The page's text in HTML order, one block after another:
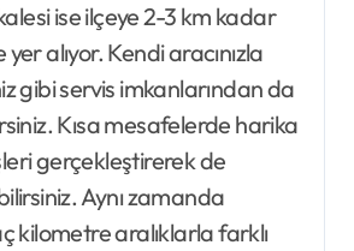
ise ilçeye 2-3 km kadar
alıyor. Kendi aracınızla
gibi servis imkanlarından da
Kısa mesafelerde harika
gerçekleştirerek de
Aynı zamanda
kilometre aralıklarla farklı